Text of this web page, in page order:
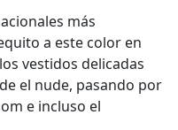
más
a este color en
vestidos delicadas
el nude, pasando por
e incluso el